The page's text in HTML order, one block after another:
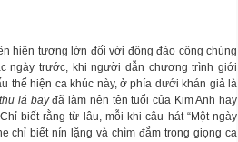
hiện tượng lớn đối với đông đảo công chúng
ngày trước, khi người dẫn chương trình giới
thể hiện ca khúc này, ở phía dưới khán giả là
lá bayđã làm nên tên tuổi của Kim Anh hay
biết rằng từ lâu, mỗi khi câu hát “Một ngày
chỉ biết nín lặng và chìm đắm trong giọng ca